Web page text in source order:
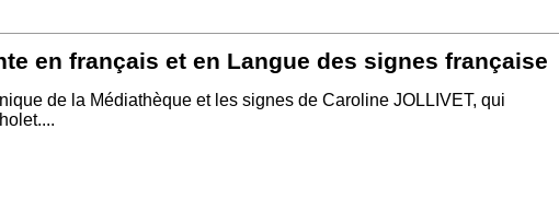
en français et en Langue des signes française
de la Médiathèque et les signes de Caroline JOLLIVET, qui